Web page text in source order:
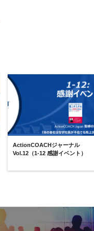
ActionCOACHジャーナル
Vol.12（1-12 感謝イベント）